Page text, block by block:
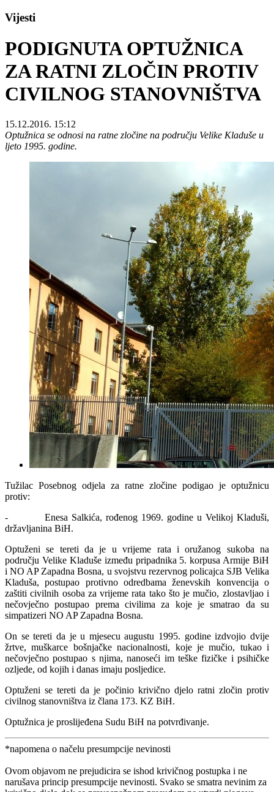
Vijesti
PODIGNUTA OPTUŽNICA
ZA RATNI ZLOČIN PROTIV
CIVILNOG STANOVNIŠTVA
15.12.2016. 15:12
Optužnica se odnosi na ratne zločine na području Velike Kladuše u
ljeto 1995. godine.
Tužilac Posebnog odjela za ratne zločine podigao je optužnicu
protiv:
- Enesa Salkića, rođenog 1969. godine u Velikoj Kladuši,
državljanina BiH.
Optuženi se tereti da je u vrijeme rata i oružanog sukoba na
području Velike Kladuše između pripadnika 5. korpusa Armije BiH
i NO AP Zapadna Bosna, u svojstvu rezervnog policajca SJB Velika
Kladuša, postupao protivno odredbama ženevskih konvencija o
zaštiti civilnih osoba za vrijeme rata tako što je mučio, zlostavljao i
nečovječno postupao prema civilima za koje je smatrao da su
simpatizeri NO AP Zapadna Bosna.
On se tereti da je u mjesecu augustu 1995. godine izdvojio dvije
žrtve, muškarce bošnjačke nacionalnosti, koje je mučio, tukao i
nečovječno postupao s njima, nanoseći im teške fizičke i psihičke
ozljede, od kojih i danas imaju posljedice.
Optuženi se tereti da je počinio krivično djelo ratni zločin protiv
civilnog stanovništva iz člana 173. KZ BiH.
Optužnica je proslijeđena Sudu BiH na potvrđivanje.
*napomena o načelu presumpcije nevinosti
Ovom objavom ne prejudicira se ishod krivičnog postupka i ne
narušava princip presumpcije nevinosti. Svako se smatra nevinim za